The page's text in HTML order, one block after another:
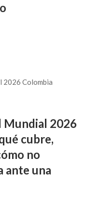
Mundial 2026
cubre,
no
ante una